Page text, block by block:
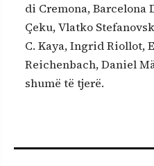
di Cremona, Barcelona
Çeku, Vlatko
C. Kaya, Ingrid Riollot,
Reichenbach, Daniel
shumë të tjerë.